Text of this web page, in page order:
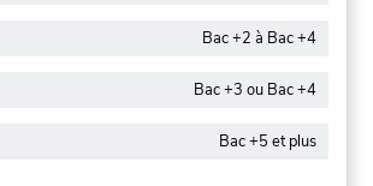
Bac +2 à Bac +4
Bac +3 ou Bac +4
Bac +5 et plus